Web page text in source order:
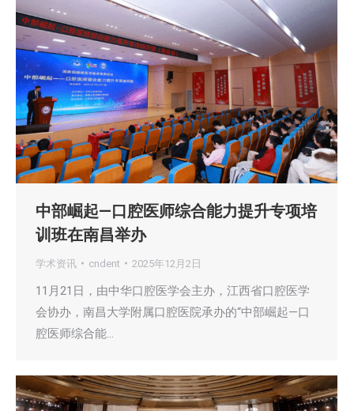
中部崛起—口腔医师综合能力提升专项培
训班在南昌举办
学术资讯 cndent 2025年12月2日
11月21日，由中华口腔医学会主办，江西省口腔医学
会协办，南昌大学附属口腔医院承办的“中部崛起—口
腔医师综合能…